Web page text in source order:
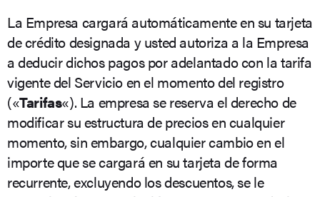
La Empresa cargará automáticamente en su tarjeta
de crédito designada y usted autoriza a la Empresa
a deducir dichos pagos por adelantado con la tarifa
vigente del Servicio en el momento del registro
(«Tarifas«). La empresa se reserva el derecho de
modificar su estructura de precios en cualquier
momento, sin embargo, cualquier cambio en el
importe que se cargará en su tarjeta de forma
recurrente, excluyendo los descuentos, se le